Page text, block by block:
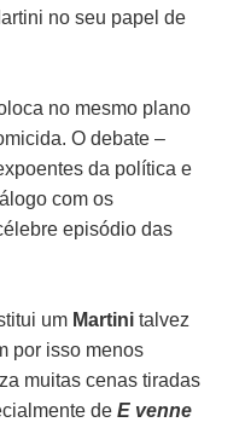
no seu papel de
no mesmo plano
O debate –
da política e
com os
episódio das
um Martini talvez
por isso menos
muitas cenas tiradas
deE venne